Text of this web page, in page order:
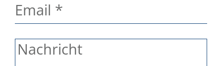
Email *
Nachricht